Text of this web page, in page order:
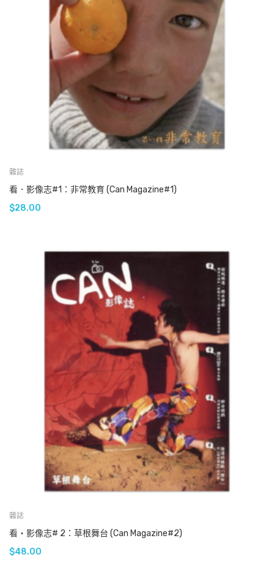
雜誌
看．影像志#1：非常教育 (Can Magazine#1)
$28.00
雜誌
看‧影像志# 2：草根舞台 (Can Magazine#2)
$48.00